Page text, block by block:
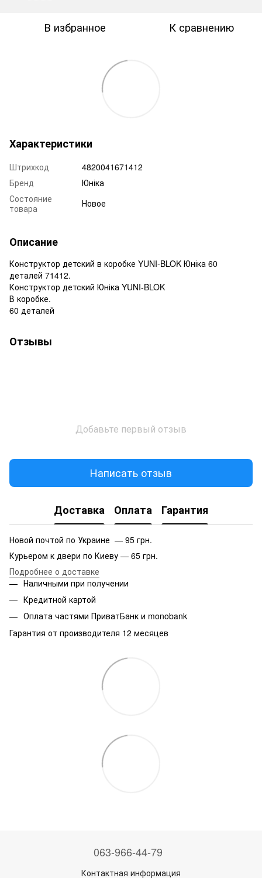
В избранное К сравнению
Характеристики
Штрихкод
4820041671412
Бренд
Юніка
Состояние
товара
Новое
Описание
Конструктор детский в коробке YUNI-BLOK Юніка 60
деталей 71412.
Конструктор детский Юніка YUNI-BLOK
В коробке.
60 деталей
Отзывы
Добавьте первый отзыв
Написать отзыв
Доставка Оплата Гарантия
Новой почтой по Украине — 95 грн.
Курьером к двери по Киеву — 65 грн.
Подробнее о доставке
Наличными при получении
Кредитной картой
Оплата частями ПриватБанк и monobank
Гарантия от производителя 12 месяцев
063-966-44-79
Контактная информация